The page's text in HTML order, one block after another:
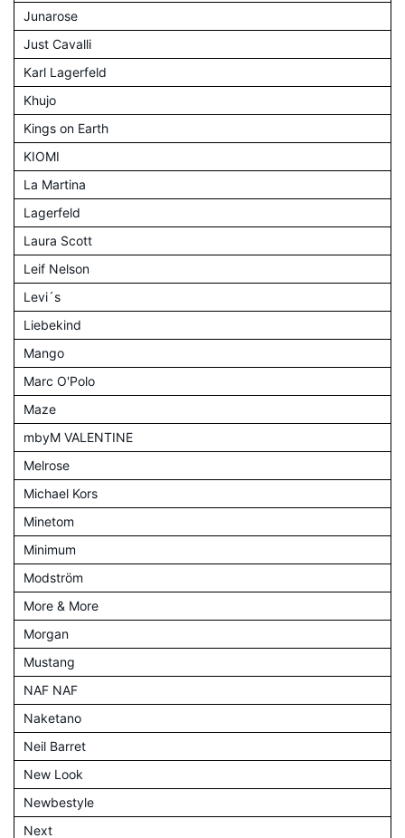
Junarose
Just Cavalli
Karl Lagerfeld
Khujo
Kings on Earth
KIOMI
La Martina
Lagerfeld
Laura Scott
Leif Nelson
Levi´s
Liebekind
Mango
Marc O'Polo
Maze
mbyM VALENTINE
Melrose
Michael Kors
Minetom
Minimum
Modström
More & More
Morgan
Mustang
NAF NAF
Naketano
Neil Barret
New Look
Newbestyle
Next